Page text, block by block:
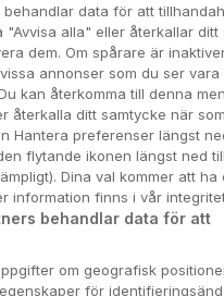
Sydsverige
Om Hotellpremien
Nya hotell
Stadsweekend
data för att
"Avvisa alla" eller återkallar ditt
dem. Om spårare är
annonser som du ser vara
kan återkomma till denna
återkalla ditt samtycke när
Hantera preferenser längst
flytande ikonen längst ned
Dina val kommer att ha
information finns i vår
behandlar data för att
om geografisk
för